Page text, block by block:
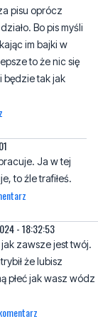
pisu oprócz
Bo pis myśli
im bajki w
to że nic się
będzie tak jak
Ja w tej
to źle trafiłeś.
- 18:32:53
zawsze jest twój.
że lubisz
płeć jak wasz wódz